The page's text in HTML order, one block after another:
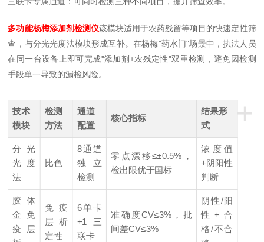
多功能杨梅添加剂检测仪该模块适用于农药残留等项目的快速定性筛
查，与分光光度法模块形成互补。在杨梅"药水门"场景中，执法人员
在同一台设备上即可完成"添加剂+农残定性"双重检测，避免因检测
手段单一导致的漏检风险。
+
技术
模块
检测
方法
通道
配置
核心指标
结果形
式
分光
光度
法
比色
8通道
独立
检测
零点漂移≤±0.5%，
检出限优于国标
浓度值
+阴阳性
判断
胶体
金免
疫层
免疫
层析
定性
6单卡
+1三
联卡
准确度CV≤3%，批
间差CV≤3%
阴性/阳
性+合
格/不合